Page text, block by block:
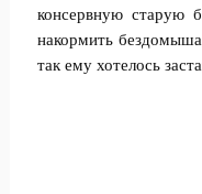
консервную старую
накормить
так ему хотелось